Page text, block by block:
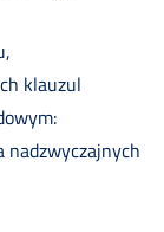
klauzul
nadzwyczajnych